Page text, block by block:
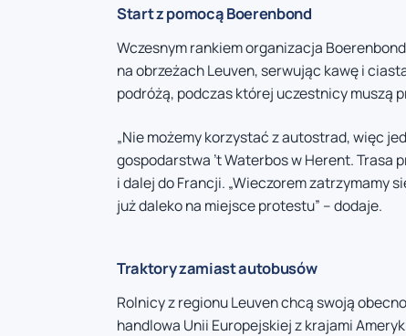
Start z pomocą Boerenbond
Wczesnym rankiem organizacja
na obrzeżach Leuven, serwując kawę i
podróżą, podczas której uczestnicy muszą
„Nie możemy korzystać z autostrad, więc
gospodarstwa ’t Waterbos w Herent. Trasa
i dalej do Francji. „Wieczorem zatrzymamy
już daleko na miejsce protestu” – dodaje.
Traktory zamiast autobusów
Rolnicy z regionu Leuven chcą swoją
handlowa Unii Europejskiej z krajami